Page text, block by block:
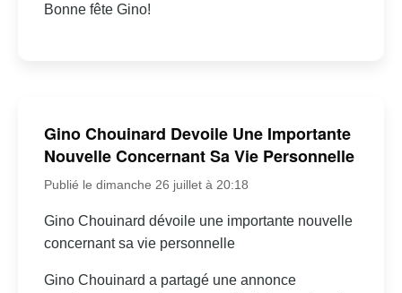
Bonne fête Gino!
Gino Chouinard Devoile Une Importante
Nouvelle Concernant Sa Vie Personnelle
Publié le dimanche 26 juillet à 20:18
Gino Chouinard dévoile une importante nouvelle
concernant sa vie personnelle
Gino Chouinard a partagé une annonce